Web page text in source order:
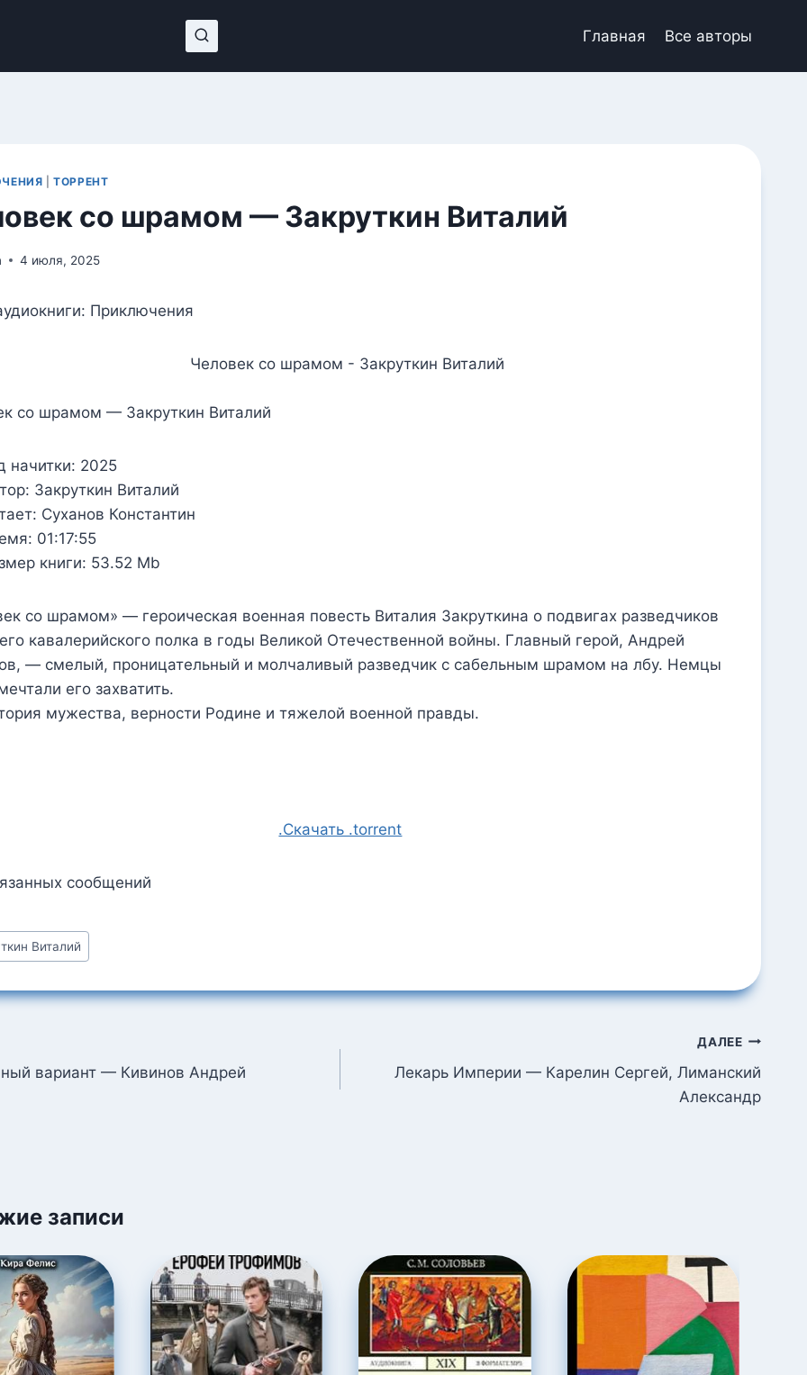
Главная Все авторы
|ТОРРЕНТ
со шрамом — Закруткин Виталий
4 июля, 2025
Приключения
со шрамом — Закруткин Виталий
начитки: 2025
Закруткин Виталий
Суханов Константин
01:17:55
книги: 53.52 Mb
со шрамом» — героическая военная повесть Виталия Закруткина о подвигах разведчиков
кавалерийского полка в годы Великой Отечественной войны. Главный герой, Андрей
— смелый, проницательный и молчаливый разведчик с сабельным шрамом на лбу. Немцы
его захватить.
мужества, верности Родине и тяжелой военной правды.
.Скачать .torrent
сообщений
Виталий
вариант — Кивинов Андрей
ДАЛЕЕ
Лекарь Империи — Карелин Сергей, Лиманский
Александр
записи